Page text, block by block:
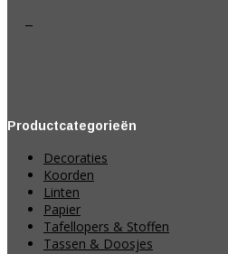
Productcategorieën
Decoraties
Koorden
Linten
Papier
Tafellopers & Stoffen
Tassen & Doosjes